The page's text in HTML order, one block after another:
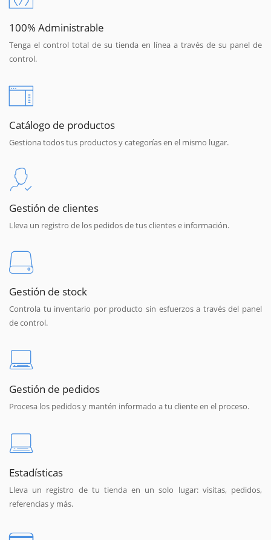
100% Administrable
Tenga el control total de su tienda en línea a través de su panel de
control.
Catálogo de productos
Gestiona todos tus productos y categorías en el mismo lugar.
Gestión de clientes
Lleva un registro de los pedidos de tus clientes e información.
Gestión de stock
Controla tu inventario por producto sin esfuerzos a través del panel
de control.
Gestión de pedidos
Procesa los pedidos y mantén informado a tu cliente en el proceso.
Estadísticas
Lleva un registro de tu tienda en un solo lugar: visitas, pedidos,
referencias y más.